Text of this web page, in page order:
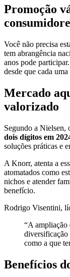
Promoção
Você não precisa
tem abrangência
anos pode
desde que cada
Mercado
valorizado
Segundo a Nielsen,
dois dígitos em
soluções práticas e
A Knorr, atenta a
atomatados como
nichos e atender
benefício.
Rodrigo Visentini,
“A ampliação
diversificação
como a que
Benefícios